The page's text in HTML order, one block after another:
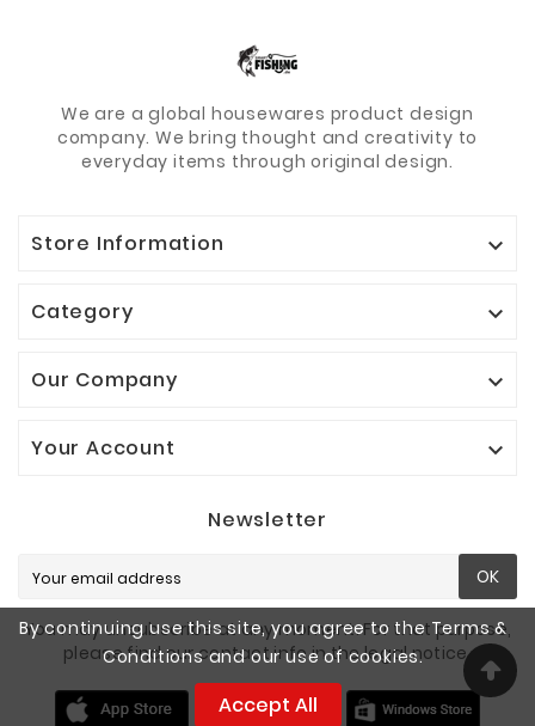
By continuing use this site, you agree to the Terms &
Conditions and our use of cookies.
Accept All
We are a global housewares product design
company. We bring thought and creativity to
everyday items through original design.
Store Information 
Category 
Our Company 
Your Account 
Newsletter
OK
You may unsubscribe at any moment. For that purpose,
please find our contact info in the legal notice.